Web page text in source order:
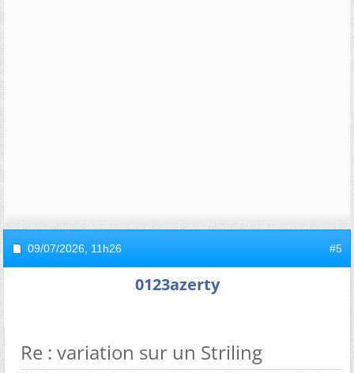
09/07/2026, 11h26 #5
0123azerty
Re : variation sur un Striling